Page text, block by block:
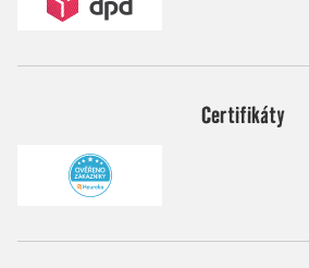
Certifikáty